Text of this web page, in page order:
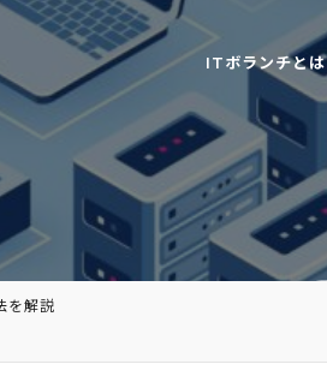
ITボランチとは
を解説